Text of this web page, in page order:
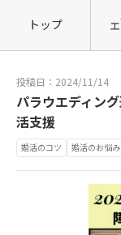
トップ
投稿日：2024/11/14
パラウエディン
活支援
婚活のコツ 婚活のお悩み